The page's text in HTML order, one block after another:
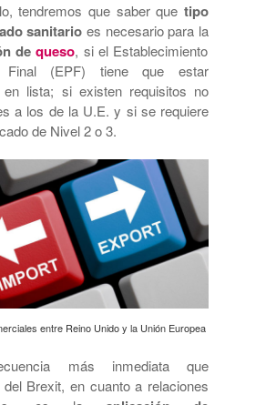
tendremos que saber que tipo
sanitario es necesario para la
dequeso, si el Establecimiento
Final (EPF) tiene que estar
en lista; si existen requisitos no
a los de la U.E. y si se requiere
de Nivel 2 o 3.
entre Reino Unido y la Unión Europea
más inmediata que
Brexit, en cuanto a relaciones